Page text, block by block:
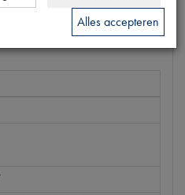
Alles accepteren